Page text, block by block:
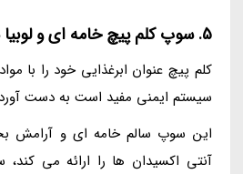
5. سوپ کلم پیچ خامه ای و لوبیا سفید
کلم پیچ عنوان ابرغذایی خود را با
سیستم ایمنی مفید است به دست
آنتی اکسیدان ها را ارائه می کند،